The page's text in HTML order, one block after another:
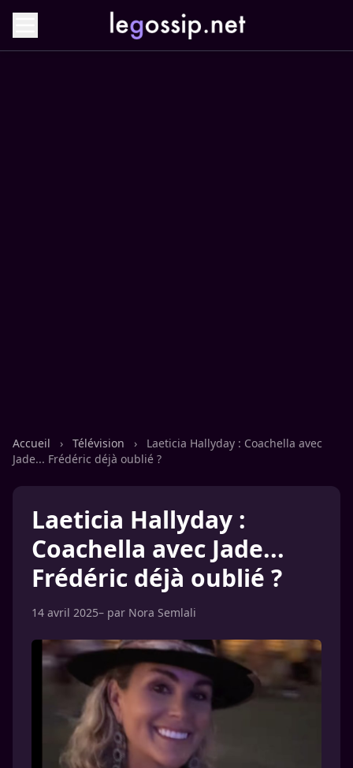
Accueil › Télévision ›
Laeticia Hallyday : Coachella avec
Jade... Frédéric déjà oublié ?
Laeticia Hallyday :
Coachella avec Jade...
Frédéric déjà oublié ?
14 avril 2025– par Nora Semlali